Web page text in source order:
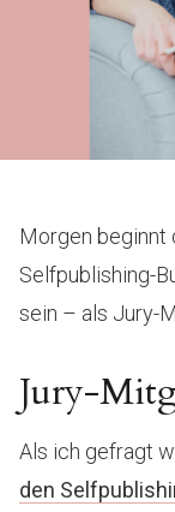
Morgen beginnt
Selfpublishing-
sein – als Jury-
Jury-
Als ich gefragt
den